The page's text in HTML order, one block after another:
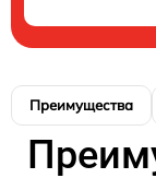
Преимущества